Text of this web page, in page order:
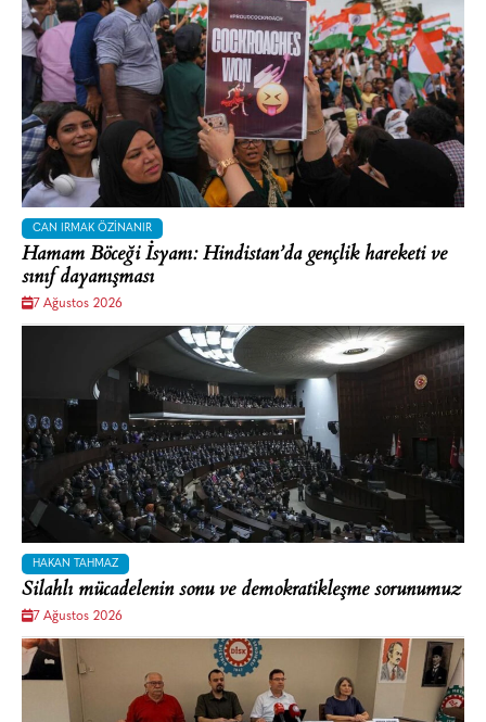
CAN IRMAK ÖZINANIR
Hamam Böceği İsyanı: Hindistan’da gençlik hareketi ve
sınıf dayanışması
7 Ağustos 2026
HAKAN TAHMAZ
Silahlı mücadelenin sonu ve demokratikleşme sorunumuz
7 Ağustos 2026